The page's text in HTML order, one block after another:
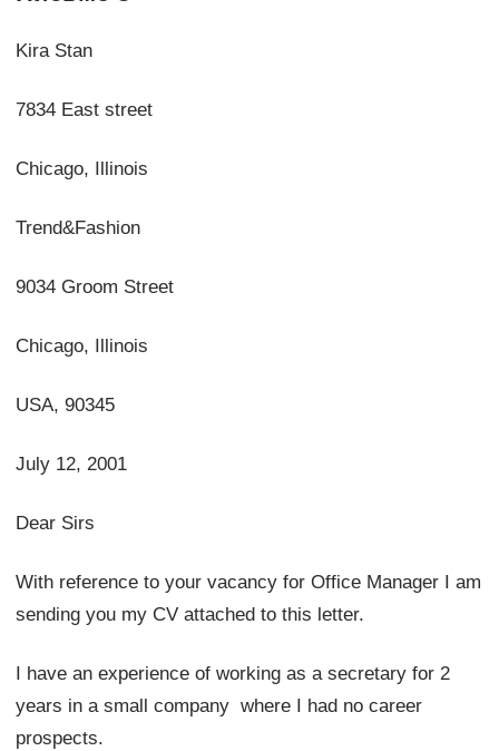
Kira Stan
7834 East street
Chicago, Illinois
Trend&Fashion
9034 Groom Street
Chicago, Illinois
USA, 90345
July 12, 2001
Dear Sirs
With reference to your vacancy for Office Manager I am
sending you my CV attached to this letter.
I have an experience of working as a secretary for 2
years in a small company where I had no career
prospects.